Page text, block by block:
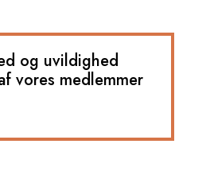
og uvildighed
vores medlemmer